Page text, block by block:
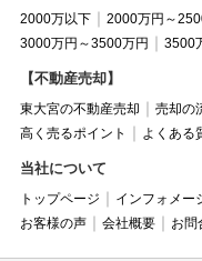
2000万以下 2000万円～
3000万円～3500万円
3500
【不動産売却】
東大宮の不動産売却 売却の
高く売るポイント
よくある
当社について
トップページ インフォメー
お客様の声
会社概要 お問